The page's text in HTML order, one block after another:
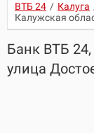
ВТБ 24 / Калуга
Калужская
Банк ВТБ 24,
улица